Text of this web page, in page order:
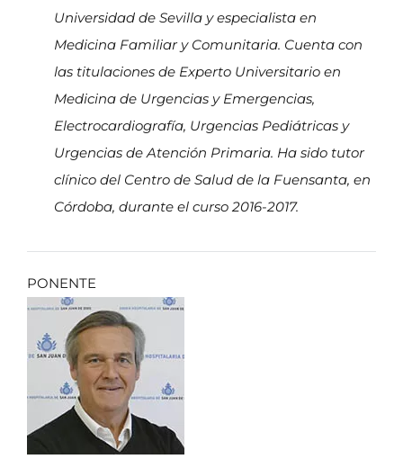
Universidad de Sevilla y especialista en
Medicina Familiar y Comunitaria. Cuenta con
las titulaciones de Experto Universitario en
Medicina de Urgencias y Emergencias,
Electrocardiografía, Urgencias Pediátricas y
Urgencias de Atención Primaria. Ha sido tutor
clínico del Centro de Salud de la Fuensanta, en
Córdoba, durante el curso 2016-2017.
PONENTE